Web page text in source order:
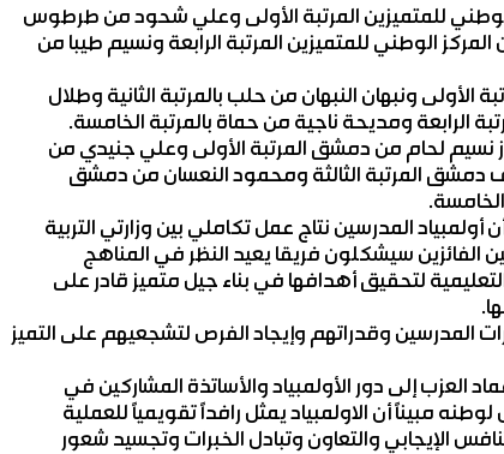
للمتميزين المرتبة الأولى وعلي شحود من طرطوس
الوطني للمتميزين المرتبة الرابعة ونسيم طيبا من
ونبهان النبهان من حلب بالمرتبة الثانية وطلال
الرابعة ومديحة ناجية من حماة بالمرتبة الخامسة.
نسيم لحام من دمشق المرتبة الأولى وعلي جنيدي من
دمشق المرتبة الثالثة ومحمود النعسان من دمشق
أولمبياد المدرسين نتاج عمل تكاملي بين وزارتي التربية
الفائزين سيشكلون فريقا يعيد النظر في المناهج
لتحقيق أهدافها في بناء جيل متميز قادر على
المدرسين وقدراتهم وإيجاد الفرص لتشجعيهم على التميز
العزب إلى دور الأولمبياد والأساتذة المشاركين في
مبيناً أن الاولمبياد يمثل رافداً تقويمياً للعملية
الإيجابي والتعاون وتبادل الخبرات وتجسيد شعور